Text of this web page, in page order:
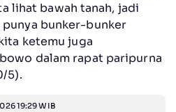
lihat bawah tanah, jadi
punya bunker-bunker
ketemu juga
dalam rapat paripurna
5).
19:29 WIB